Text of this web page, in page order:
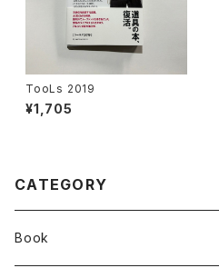
TooLs 2019
¥1,705
CATEGORY
Book